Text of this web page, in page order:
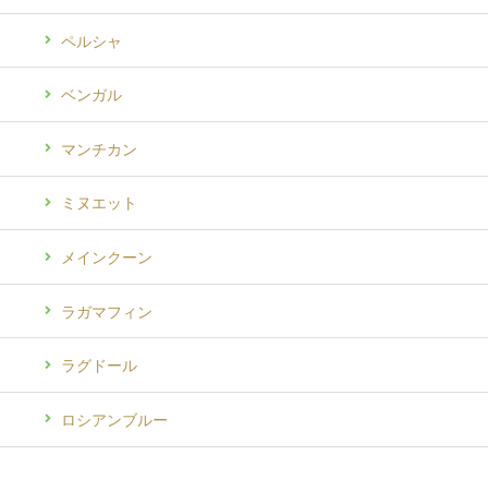
ペルシャ
ベンガル
マンチカン
ミヌエット
メインクーン
ラガマフィン
ラグドール
ロシアンブルー